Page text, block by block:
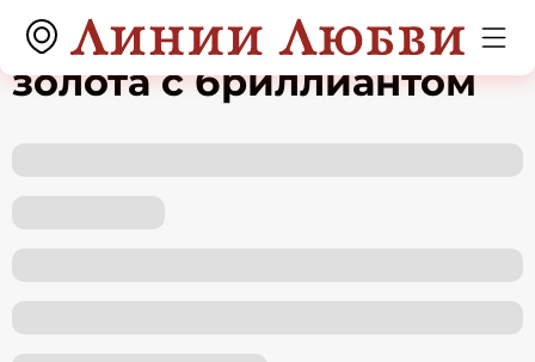
Подвеска из белого
золота с бриллиантом